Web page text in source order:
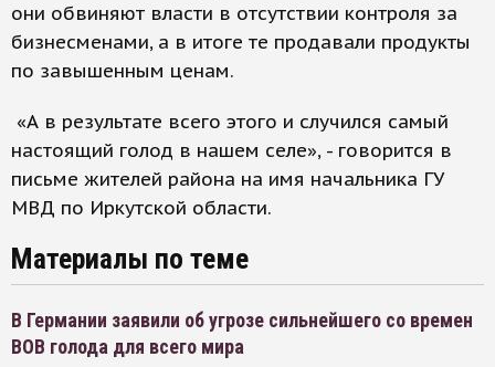
они обвиняют власти в отсутствии контроля за
бизнесменами, а в итоге те продавали продукты
по завышенным ценам.
«А в результате всего этого и случился самый
настоящий голод в нашем селе», - говорится в
письме жителей района на имя начальника ГУ
МВД по Иркутской области.
Материалы по теме
В Германии заявили об угрозе сильнейшего со времен
ВОВ голода для всего мира